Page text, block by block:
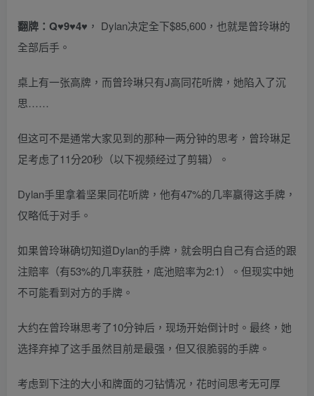
翻牌： Q♥9♥4♥ ， Dylan决定全下$85,600，也就是曾玲琳的
全部后手。
桌上有一张高牌，而曾玲琳只有J高同花听牌，她陷入了沉
思……
但这可不是通常大家见到的那种一两分钟的思考，曾玲琳足
足考虑了11分20秒（以下视频经过了剪辑）。
Dylan手里拿着坚果同花听牌，他有47%的几率赢得这手牌，
仅略低于对手。
如果曾玲琳确切知道Dylan的手牌，就会明白自己有合适的跟
注赔率（有53%的几率获胜，底池赔率为2:1）。但现实中她
不可能看到对方的手牌。
大约在曾玲琳思考了10分钟后，现场开始倒计时。最终，她
选择弃掉了这手虽然目前是最强，但又很脆弱的手牌。
考虑到下注的大小和牌面的刁钻情况，花时间思考无可厚